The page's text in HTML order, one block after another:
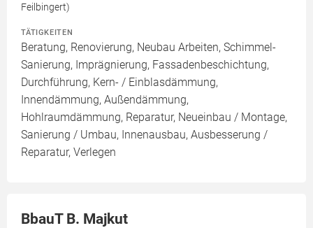
Feilbingert)
TÄTIGKEITEN
Beratung, Renovierung, Neubau Arbeiten, Schimmel-
Sanierung, Imprägnierung, Fassadenbeschichtung,
Durchführung, Kern- / Einblasdämmung,
Innendämmung, Außendämmung,
Hohlraumdämmung, Reparatur, Neueinbau / Montage,
Sanierung / Umbau, Innenausbau, Ausbesserung /
Reparatur, Verlegen
BbauT B. Majkut